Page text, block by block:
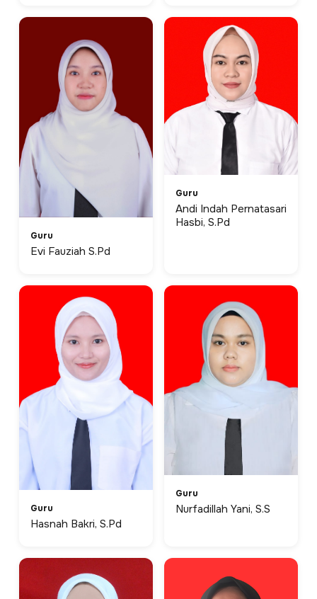
Guru
Evi Fauziah S.Pd
Guru
Andi Indah Pernatasari
Hasbi, S.Pd
Guru
Hasnah Bakri, S.Pd
Guru
Nurfadillah Yani, S.S